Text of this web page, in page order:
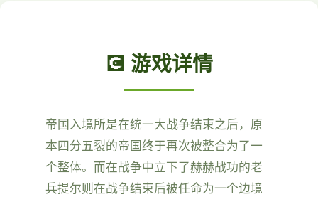
💽 游戏详情
帝国入境所是在统一大战争结束之后，原
本四分五裂的帝国终于再次被整合为了一
个整体。而在战争中立下了赫赫战功的老
兵提尔则在战争结束后被任命为一个边境